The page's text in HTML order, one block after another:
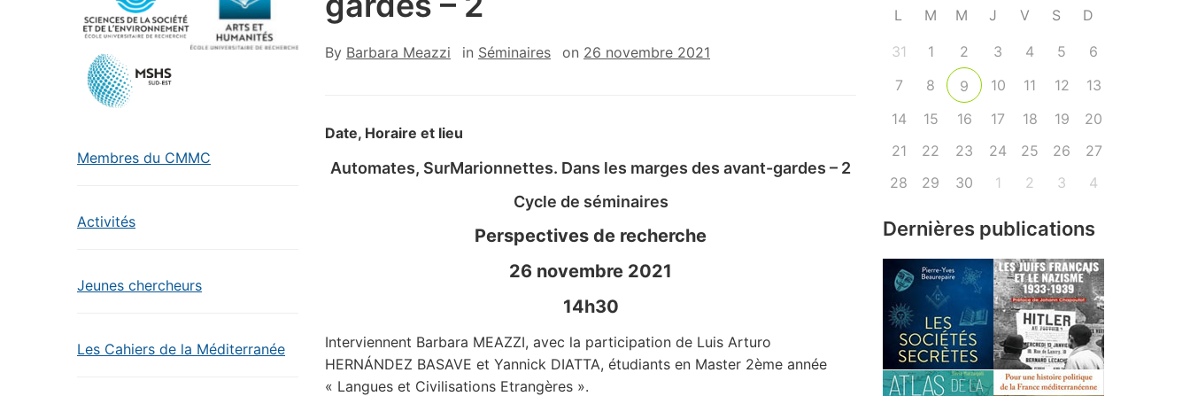
Membres du CMMC
Activités
Jeunes chercheurs
Les Cahiers de la Méditerranée
By Barbara Meazzi in Séminaires on 26 novembre 2021
Date, Horaire et lieu
Automates, SurMarionnettes. Dans les marges des avant-gardes – 2
Cycle de séminaires
Perspectives de recherche
26 novembre 2021
14h30
Interviennent Barbara MEAZZI, avec la participation de Luis Arturo
HERNÁNDEZ BASAVE et Yannick DIATTA, étudiants en Master 2ème année
« Langues et Civilisations Etrangères ».
L M M J V S D
31 1 2 3 4 5
6
7
8 9 10 11 12
13
14
15 16 17 18 19
20
21
22 23 24 25 26
27
28
29 30 1 2 3 4
Dernières publications